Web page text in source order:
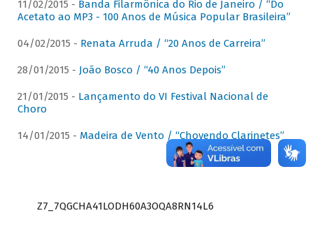
11/02/2015 - Banda Filarmônica do Rio de Janeiro / “Do
Acetato ao MP3 - 100 Anos de Música Popular Brasileira”
04/02/2015 - Renata Arruda / “20 Anos de Carreira”
28/01/2015 - João Bosco / “40 Anos Depois”
21/01/2015 - Lançamento do VI Festival Nacional de
Choro
14/01/2015 - Madeira de Vento / “Chovendo Clarinetes”
Z7_7QGCHA41LODH60A3OQA8RN14L6